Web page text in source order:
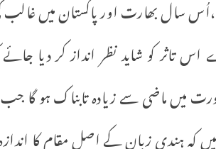
سال بھارت اور پاکستان میں غالب
تاثر کو شاید نظر انداز کر دیا
میں ماضی سے زیادہ تابناک ہو گا
کہ ہندی زبان کے اصل مقام کا